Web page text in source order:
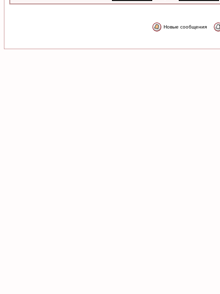
Новые сообщения